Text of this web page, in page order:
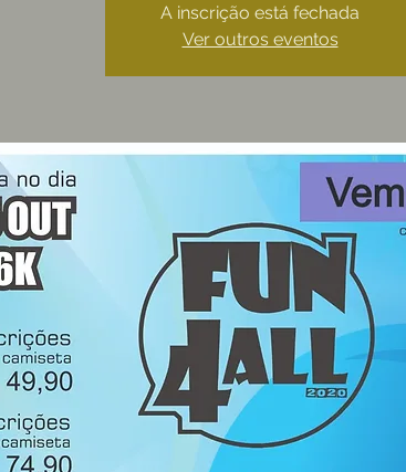
A inscrição está fechada
Ver outros eventos